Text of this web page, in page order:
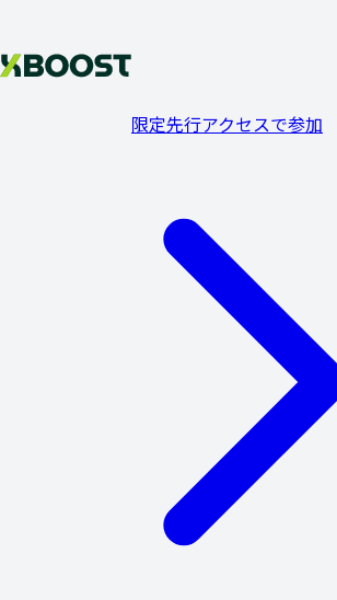
限定先行アクセスで参加